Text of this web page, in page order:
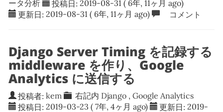
ータ分析
投稿日: 2019-08-31 ( 6年, 11ヶ月 ago)
更新日: 2019-08-31 ( 6年, 11ヶ月 ago) コメント
Django Server Timing を記録する
middleware を作り、Google
Analytics に送信する
投稿者: kem 右記内 Django ,Google Analytics
投稿日: 2019-03-23 ( 7年, 4ヶ月 ago) 更新日: 2019-